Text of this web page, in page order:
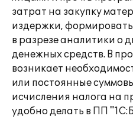
затрат на закупку
издержки,
в разрезе аналитики о
денежных средств. В
возникает
или постоянные
исчисления налога на
удобно делать в ПП